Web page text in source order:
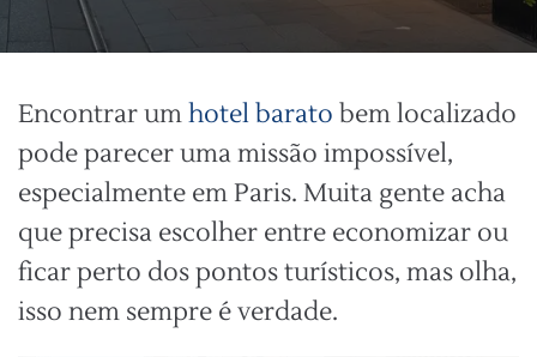
Encontrar umhotel barato bem localizado
pode parecer uma missão impossível,
especialmente em Paris. Muita gente acha
que precisa escolher entre economizar ou
ficar perto dos pontos turísticos, mas olha,
isso nem sempre é verdade.